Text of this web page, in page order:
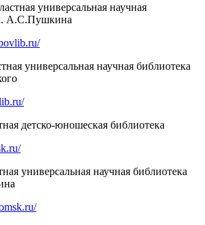
универсальная научная
А.С.Пушкина
универсальная научная библиотека
детско-юношеская библиотека
универсальная научная библиотека